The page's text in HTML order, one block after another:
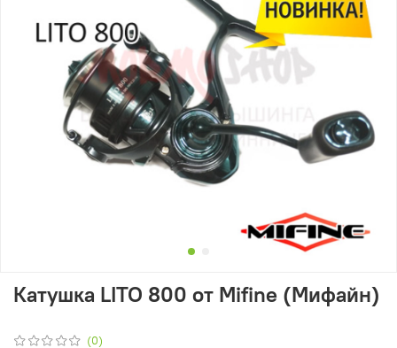
(0)
Катушка LITO 800 от Mifine (Мифайн)